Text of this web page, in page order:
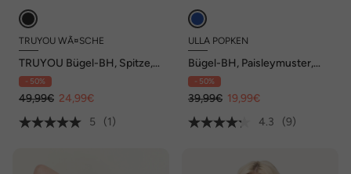
TRUYOU WÃ¤SCHE
TRUYOU Bügel-BH, Spitze,
Softcups, Cup B - E
- 50%
49,99€ 24,99€
5
(1)
ULLA POPKEN
Bügel-BH, Paisleymuster,
Cup C - F
- 50%
39,99€ 19,99€
4.3
(9)